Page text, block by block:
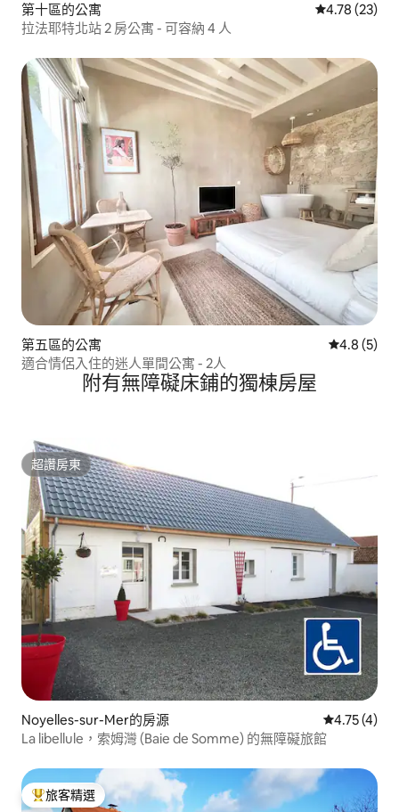
第十區的公寓 從 23 則評價
4.78 (23)
拉法耶特北站 2 房公寓 - 可容納 4 人
第五區的公寓 從 5 則評
4.8 (5)
適合情侶入住的迷人單間公寓 - 2人
附有無障礙床鋪的獨棟房屋
超讚房東
超讚房東
Noyelles-sur-Mer的房源 從 4 則評價
4.75 (4)
La libellule，索姆灣 (Baie de Somme) 的無障礙旅館
旅客精選榜首
旅客精選